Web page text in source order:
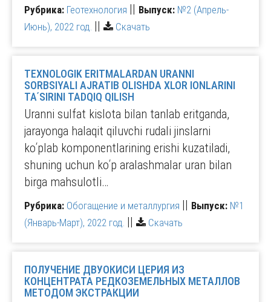
Рубрика: Геотехнология || Выпуск: №2 (Апрель-
Июнь), 2022 год. || Скачать
TEXNOLOGIK ERITMALARDAN URANNI
SORBSIYALI AJRATIB OLISHDA XLOR IONLARINI
TAʹSIRINI TADQIQ QILISH
Uranni sulfat kislota bilan tanlab eritganda,
jarayonga halaqit qiluvchi rudali jinslarni
koʹplab komponentlarining erishi kuzatiladi,
shuning uchun koʹp aralashmalar uran bilan
birga mahsulotli…
Рубрика: Обогащение и металлургия || Выпуск: №1
(Январь-Март), 2022 год. || Скачать
ПОЛУЧЕНИЕ ДВУОКИСИ ЦЕРИЯ ИЗ
КОНЦЕНТРАТА РЕДКОЗЕМЕЛЬНЫХ МЕТАЛЛОВ
МЕТОДОМ ЭКСТРАКЦИИ